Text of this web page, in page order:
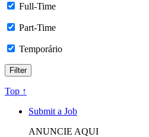
Full-Time
Part-Time
Temporário
Top ↑
Submit a Job
ANUNCIE AQUI